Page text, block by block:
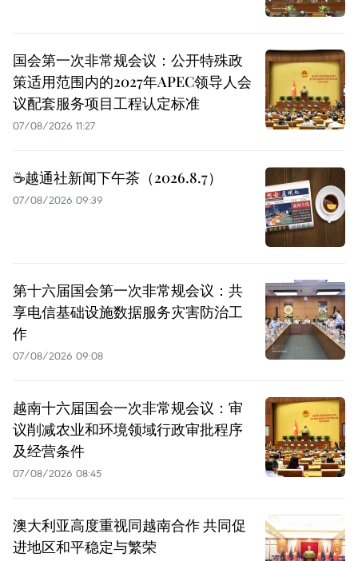
国会第一次非常规会议：公开特殊政
策适用范围内的2027年APEC领导人会
议配套服务项目工程认定标准
07/08/2026 11:27
☕️越通社新闻下午茶（2026.8.7）
07/08/2026 09:39
第十六届国会第一次非常规会议：共
享电信基础设施数据服务灾害防治工
作
07/08/2026 09:08
越南十六届国会一次非常规会议：审
议削减农业和环境领域行政审批程序
及经营条件
07/08/2026 08:45
澳大利亚高度重视同越南合作 共同促
进地区和平稳定与繁荣